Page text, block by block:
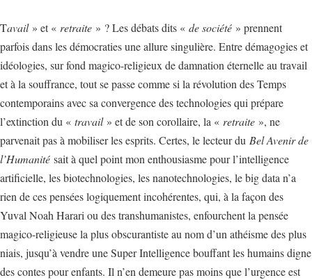
Tavail » et « retraite » ? Les débats dits « de société » prennent
parfois dans les démocraties une allure singulière. Entre démagogies et
idéologies, sur fond magico-religieux de damnation éternelle au travail
et à la souffrance, tout se passe comme si la révolution des Temps
contemporains avec sa convergence des technologies qui prépare
l’extinction du « travail » et de son corollaire, la « retraite », ne
parvenait pas à mobiliser les esprits. Certes, le lecteur du Bel Avenir de
l’Humanité sait à quel point mon enthousiasme pour l’intelligence
artificielle, les biotechnologies, les nanotechnologies, le big data n’a
rien de ces pensées logiquement incohérentes, qui, à la façon des
Yuval Noah Harari ou des transhumanistes, enfourchent la pensée
magico-religieuse la plus obscurantiste au nom d’un athéisme des plus
niais, jusqu’à vendre une Super Intelligence bouffant les humains digne
des contes pour enfants. Il n’en demeure pas moins que l’urgence est